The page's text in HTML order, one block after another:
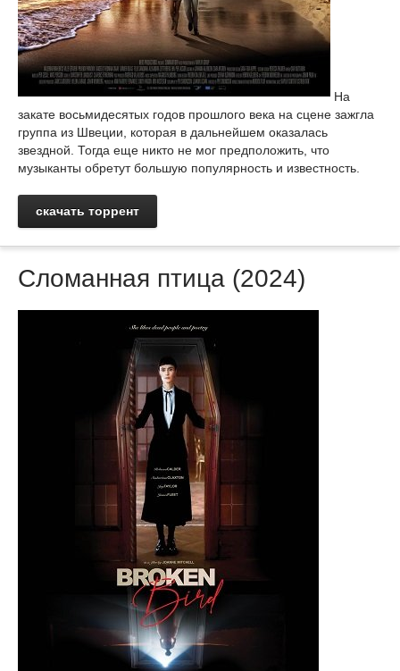
На
закате восьмидесятых годов прошлого века на сцене зажгла
группа из Швеции, которая в дальнейшем оказалась
звездной. Тогда еще никто не мог предположить, что
музыканты обретут большую популярность и известность.
скачать торрент
Сломанная птица (2024)